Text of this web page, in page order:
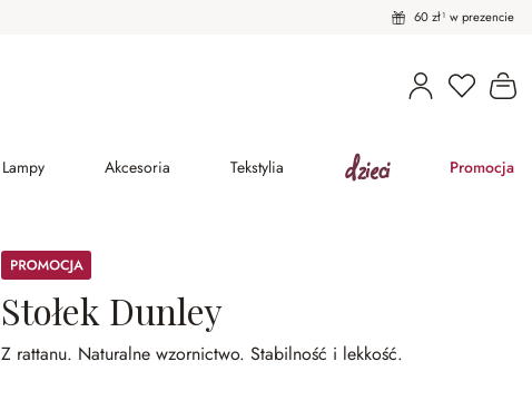
60 zł¹ w prezencie
Masz
Lampy Akcesoria Tekstylia dzieci Promocja
Promocja
Stołek Dunley
Z rattanu. Naturalne wzornictwo.Stabilność i lekkość.